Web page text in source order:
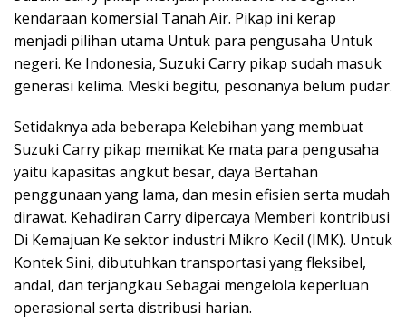
kendaraan komersial Tanah Air. Pikap ini kerap
menjadi pilihan utama Untuk para pengusaha Untuk
negeri. Ke Indonesia, Suzuki Carry pikap sudah masuk
generasi kelima. Meski begitu, pesonanya belum pudar.
Setidaknya ada beberapa Kelebihan yang membuat
Suzuki Carry pikap memikat Ke mata para pengusaha
yaitu kapasitas angkut besar, daya Bertahan
penggunaan yang lama, dan mesin efisien serta mudah
dirawat. Kehadiran Carry dipercaya Memberi kontribusi
Di Kemajuan Ke sektor industri Mikro Kecil (IMK). Untuk
Kontek Sini, dibutuhkan transportasi yang fleksibel,
andal, dan terjangkau Sebagai mengelola keperluan
operasional serta distribusi harian.